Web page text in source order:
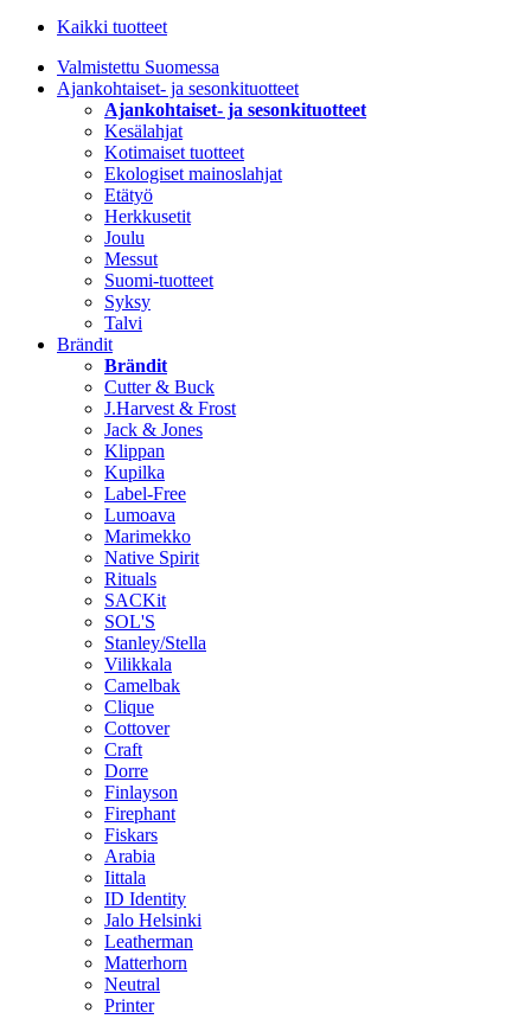
Kaikki tuotteet
Valmistettu Suomessa
Ajankohtaiset- ja sesonkituotteet
Ajankohtaiset- ja sesonkituotteet
Kesälahjat
Kotimaiset tuotteet
Ekologiset mainoslahjat
Etätyö
Herkkusetit
Joulu
Messut
Suomi-tuotteet
Syksy
Talvi
Brändit
Brändit
Cutter & Buck
J.Harvest & Frost
Jack & Jones
Klippan
Kupilka
Label-Free
Lumoava
Marimekko
Native Spirit
Rituals
SACKit
SOL'S
Stanley/Stella
Vilikkala
Camelbak
Clique
Cottover
Craft
Dorre
Finlayson
Firephant
Fiskars
Arabia
Iittala
ID Identity
Jalo Helsinki
Leatherman
Matterhorn
Neutral
Printer